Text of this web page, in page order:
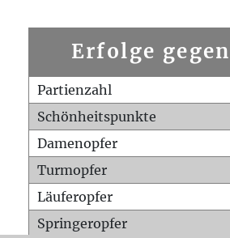
Erfolge
Partienzahl
Schönheitspunkte
Damenopfer
Turmopfer
Läuferopfer
Springeropfer